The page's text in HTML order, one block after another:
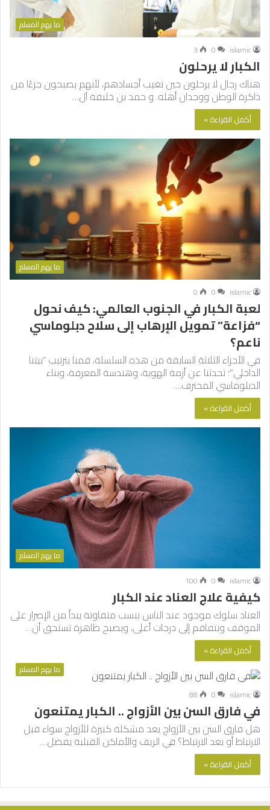
ما يهم المسلم
islamic
0
3
الكبار لا يرحلون
هناك رجال لا يرحلون حين تغيب أجسادهم، لأنهم يصبحون جزءًا من
ذاكرة الوطن ووجدان أهله. و حمد بن خليفة آل…
أكمل القراءة »
ما يهم المسلم
islamic
0
0
لعبة الكبار في الجنوب العالمي: كيف نحول
“فزاعة” تمويل الإرهاب إلى سلاح دبلوماسي
ناعم؟
في الأجزاء الثلاثة السابقة من هذه السلسلة، قمنا بترتيب “بيتنا
الداخلي”؛ تحدثنا عن أزمة الهوية، وهندسة المعرفة، وبناء
الدبلوماسي المحترف.…
أكمل القراءة »
ما يهم المسلم
islamic
0
100
كيفية علاج العناد عند الكبار
العناد سلوك موجود عند الناس بنسب متفاوتة يبدأ من الإصرار على
الموقف ويتفاقم إلى درجات أعلى، ويصبح ظاهرة تستحق أن…
أكمل القراءة »
ما يهم المسلم
islamic
0
88
في فارق السن بين الأزواج .. الكبار يمتنعون
هل فارق السن بين الأزواج يعد مشكلة كبيرة للأزواج سواء قبل
الارتباط أو بعد الارتباط؟ في الريف والأماكن القبلية يفضل…
أكمل القراءة »